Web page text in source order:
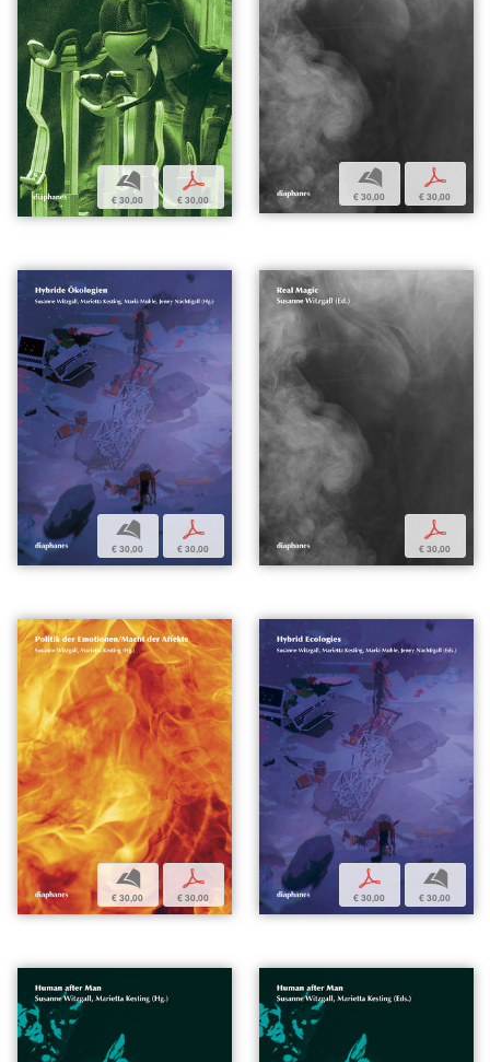
b
€ 30,00
p
€ 30,00
b
€ 30,00
p
€ 30,00
b
€ 30,00
p
€ 30,00
p
€ 30,00
b
€ 30,00
p
€ 30,00
p
€ 30,00
b
€ 30,00